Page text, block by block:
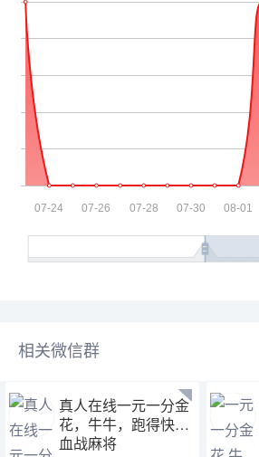
相关微信群
真人在线一元一分金
花，牛牛，跑得快，
血战麻将